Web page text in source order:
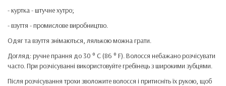
- куртка - штучне хутро;
- взуття - промислове виробництво.
Одяг та взуття знімаються, лялькою можна грати.
Догляд: ручне прання до 30 ° C (86 ° F). Волосся небажано розчісувати
часто. При розчісуванні використовуйте гребінець з широкими зубцями.
Після розчісування трохи зволожите волосся і притисніть їх рукою, щоб